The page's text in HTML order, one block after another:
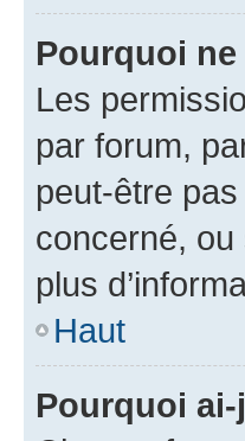
Pourquoi
Les
par forum,
peut-être
concerné,
plus
Haut
Pourquoi